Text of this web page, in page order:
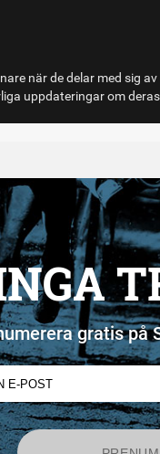
när de delar med sig
uppdateringar om
gratis på